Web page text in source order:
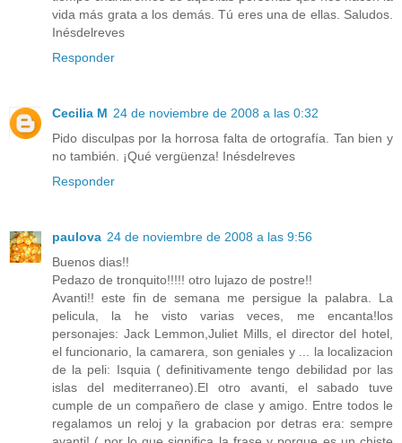
vida más grata a los demás. Tú eres una de ellas. Saludos.
Inésdelreves
Responder
Cecilia M 24 de noviembre de 2008 a las 0:32
Pido disculpas por la horrosa falta de ortografía. Tan bien y
no también. ¡Qué vergüenza! Inésdelreves
Responder
paulova 24 de noviembre de 2008 a las 9:56
Buenos dias!!
Pedazo de tronquito!!!!! otro lujazo de postre!!
Avanti!! este fin de semana me persigue la palabra. La
pelicula, la he visto varias veces, me encanta!los
personajes: Jack Lemmon,Juliet Mills, el director del hotel,
el funcionario, la camarera, son geniales y ... la localizacion
de la peli: Isquia ( definitivamente tengo debilidad por las
islas del mediterraneo).El otro avanti, el sabado tuve
cumple de un compañero de clase y amigo. Entre todos le
regalamos un reloj y la grabacion por detras era: sempre